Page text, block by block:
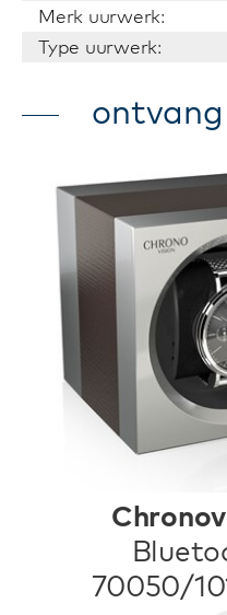
Merk uurwerk:
Type uurwerk:
70050/